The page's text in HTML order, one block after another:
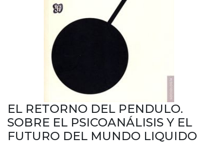
EL RETORNO DEL PENDULO.
SOBRE EL PSICOANÁLISIS Y EL
FUTURO DEL MUNDO LIQUIDO